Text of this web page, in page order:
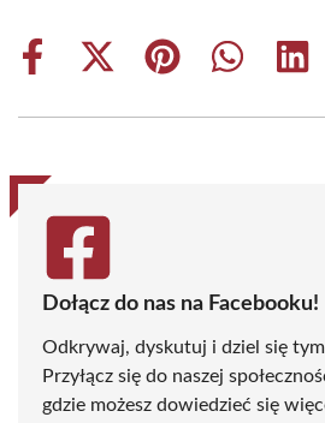
Share
Share
(Twitter)
Share
Share
Dołącz do nas na Facebooku!
Odkrywaj, dyskutuj i dziel się
Przyłącz się do naszej
gdzie możesz dowiedzieć się